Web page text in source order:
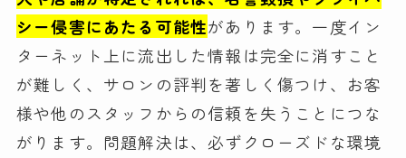
シー侵害にあたる可能性があります。一度イン
ターネット上に流出した情報は完全に消すこと
が難しく、サロンの評判を著しく傷つけ、お客
様や他のスタッフからの信頼を失うことにつな
がります。問題解決は、必ずクローズドな環境